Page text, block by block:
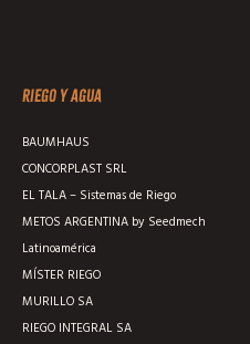
Riego y agua
BAUMHAUS
CONCORPLAST SRL
EL TALA – Sistemas de Riego
METOS ARGENTINA by Seedmech
Latinoamérica
MÍSTER RIEGO
MURILLO SA
RIEGO INTEGRAL SA